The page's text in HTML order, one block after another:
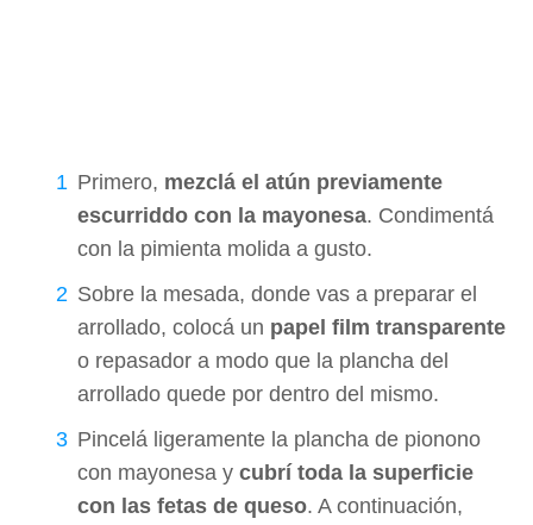
Primero, mezclá el atún previamente
escurriddo con la mayonesa. Condimentá
con la pimienta molida a gusto.
Sobre la mesada, donde vas a preparar el
arrollado, colocá un papel film transparente
o repasador a modo que la plancha del
arrollado quede por dentro del mismo.
Pincelá ligeramente la plancha de pionono
con mayonesa y cubrí toda la superficie
con las fetas de queso. A continuación,